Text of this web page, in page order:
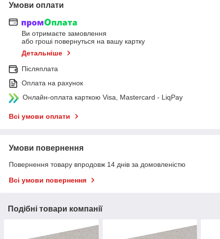
Умови оплати
Ви отримаєте замовлення
або гроші повернуться на вашу картку
Детальніше
Післяплата
Оплата на рахунок
Онлайн-оплата карткою Visa, Mastercard - LiqPay
Всі умови оплати
Умови повернення
Повернення товару впродовж 14 днів за домовленістю
Всі умови повернення
Подібні товари компанії